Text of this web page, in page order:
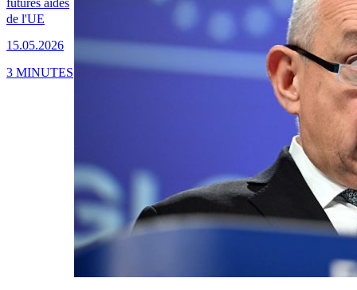
futures aides
de l'UE
15.05.2026
3 MINUTES